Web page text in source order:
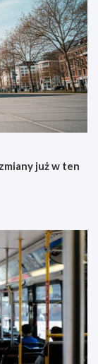
już w ten